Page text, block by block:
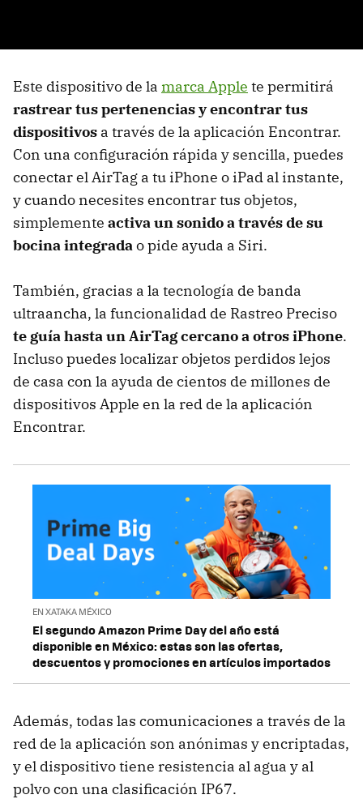
Este dispositivo de la marca Apple te permitirá
rastrear tus pertenencias y encontrar tus
dispositivos a través de la aplicación Encontrar.
Con una configuración rápida y sencilla, puedes
conectar el AirTag a tu iPhone o iPad al instante,
y cuando necesites encontrar tus objetos,
simplemente activa un sonido a través de su
bocina integradao pide ayuda a Siri.
También, gracias a la tecnología de banda
ultraancha, la funcionalidad de Rastreo Preciso
te guía hasta un AirTag cercano a otros iPhone.
Incluso puedes localizar objetos perdidos lejos
de casa con la ayuda de cientos de millones de
dispositivos Apple en la red de la aplicación
Encontrar.
EN XATAKA MÉXICO
El segundo Amazon Prime Day del año está
disponible en México: estas son las ofertas,
descuentos y promociones en artículos importados
Además, todas las comunicaciones a través de la
red de la aplicación son anónimas y encriptadas,
y el dispositivo tiene resistencia al agua y al
polvo con una clasificación IP67.